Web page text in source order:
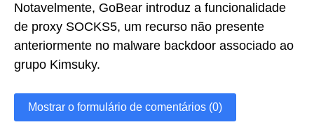
Notavelmente, GoBear introduz a funcionalidade
de proxy SOCKS5, um recurso não presente
anteriormente no malware backdoor associado ao
grupo Kimsuky.
Mostrar o formulário de comentários (0)